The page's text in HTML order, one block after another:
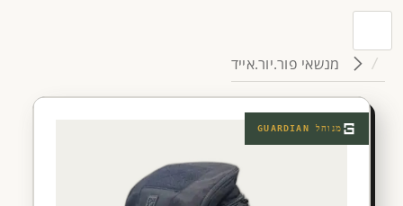
מנשאי פור.יור.אייד
מנוהל GUARDIAN